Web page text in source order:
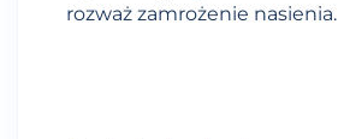
rozważ zamrożenie nasienia.